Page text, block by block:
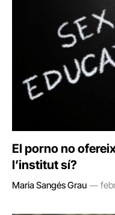
El porno no
l’institut sí?
Maria Sangés Grau